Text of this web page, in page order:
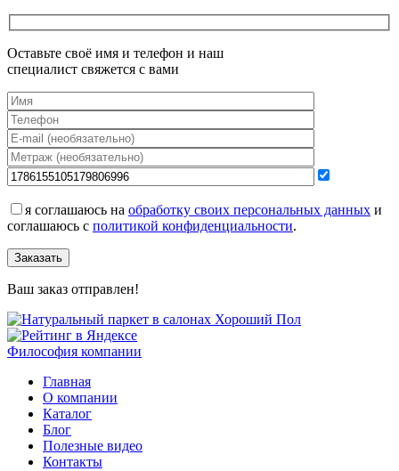
Оставьте своё имя и телефон и наш
специалист свяжется с вами
я соглашаюсь на обработку своих персональных данных и
соглашаюсь с политикой конфиденциальности.
Заказать
Ваш заказ отправлен!
Философия компании
Главная
О компании
Каталог
Блог
Полезные видео
Контакты